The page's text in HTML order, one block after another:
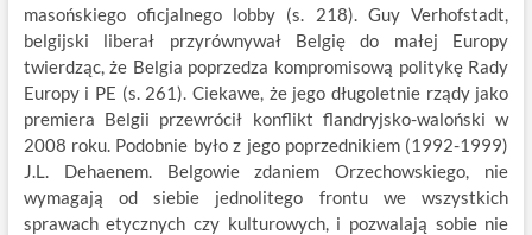
masońskiego oficjalnego lobby (s. 218). Guy Verhofstadt,
belgijski liberał przyrównywał Belgię do małej Europy
twierdząc, że Belgia poprzedza kompromisową politykę Rady
Europy i PE (s. 261). Ciekawe, że jego długoletnie rządy jako
premiera Belgii przewrócił konflikt flandryjsko-waloński w
2008 roku. Podobnie było z jego poprzednikiem (1992-1999)
J.L. Dehaenem. Belgowie zdaniem Orzechowskiego, nie
wymagają od siebie jednolitego frontu we wszystkich
sprawach etycznych czy kulturowych, i pozwalają sobie nie